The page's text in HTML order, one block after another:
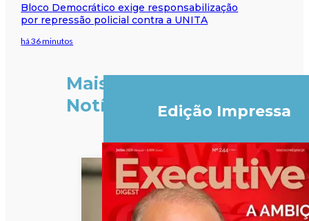
Bloco Democrático exige responsabilização
por repressão policial contra a UNITA
há 36 minutos
Mais
Notícias
Edição Impressa